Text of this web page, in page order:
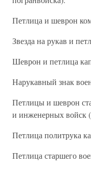
Петлица и шеврон
Звезда на рукав и
Шеврон и петлица
Нарукавный знак
Петлицы и шеврон
и инженерных войск
Петлица политрука
Петлица старшего